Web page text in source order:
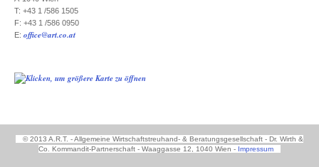
T: +43 1 /586 1505
F: +43 1 /586 0950
E: office@art.co.at
© 2013 A.R.T. - Allgemeine Wirtschaftstreuhand- & Beratungsgesellschaft - Dr. Wirth &
Co. Kommandit-Partnerschaft - Waaggasse 12, 1040 Wien - Impressum